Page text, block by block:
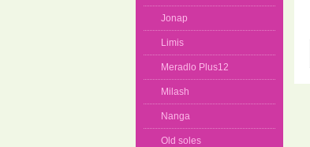
Jonap
Limis
Meradlo Plus12
Milash
Nanga
Old soles